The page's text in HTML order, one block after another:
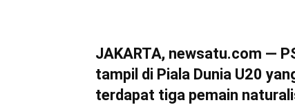
JAKARTA, newsatu.com —
tampil di Piala Dunia U20
terdapat tiga pemain